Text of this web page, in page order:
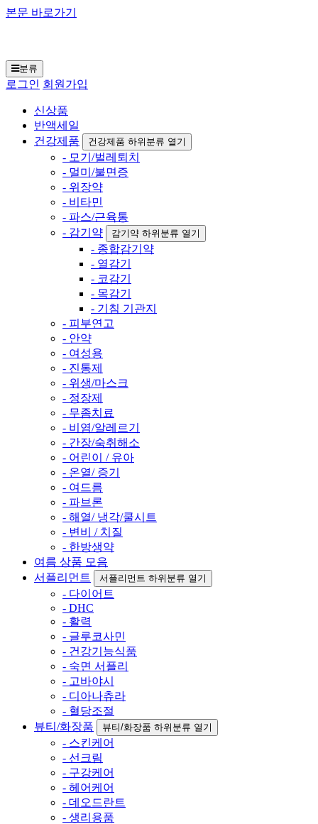
본문 바로가기
분류
로그인 회원가입
신상품
반액세일
건강제품
건강제품 하위분류 열기
- 모기/벌레퇴치
- 멀미/불면증
- 위장약
- 비타민
- 파스/근육통
- 감기약
감기약 하위분류 열기
- 종합감기약
- 열감기
- 코감기
- 목감기
- 기침 기관지
- 피부연고
- 안약
- 여성용
- 진통제
- 위생/마스크
- 정장제
- 무좀치료
- 비염/알레르기
- 간장/숙취해소
- 어린이 / 유아
- 온열/ 증기
- 여드름
- 파브론
- 해열/ 냉각/쿨시트
- 변비 / 치질
- 한방생약
여름 상품 모음
서플리먼트
서플리먼트 하위분류 열기
- 다이어트
- DHC
- 활력
- 글루코사민
- 건강기능식품
- 숙면 서플리
- 고바야시
- 디아나츄라
- 혈당조절
뷰티/화장품
뷰티/화장품 하위분류 열기
- 스킨케어
- 선크림
- 구강케어
- 헤어케어
- 데오드란트
- 생리용품